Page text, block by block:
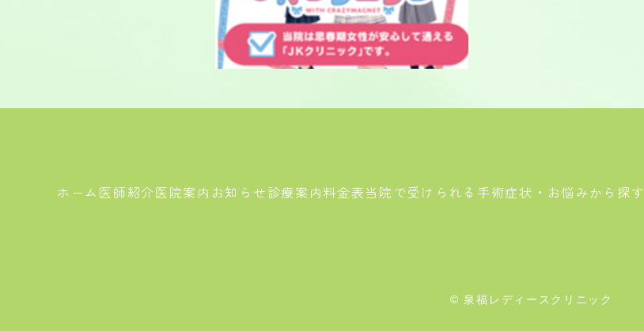
ホーム 医師紹介医院案内 お知らせ診療案内料金表当院で受けられる手術症状・お悩みから探す
© 泉福レディースクリニック